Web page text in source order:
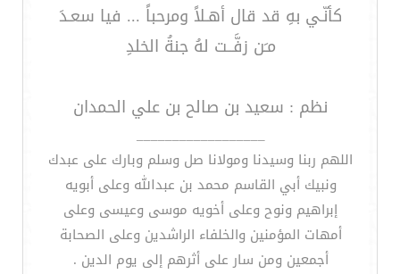
كأنّـي بهِ قد قال أهـلاً ومرحباً ... فيا سعـدَ
مـَن زفَّــت لهُ جنةُ الخلدِ
نظم : سعيد بن صالح بن علي الحمدان
__________________
اللهم ربنا وسيدنا ومولانا صل وسلم وبارك على عبدك
ونبيك أبي القاسم محمد بن عبدالله وعلى أبويه
إبراهيم ونوح وعلى أخويه موسى وعيسى وعلى
أمهات المؤمنين والخلفاء الراشدين وعلى الصحابة
أجمعين ومن سار على أثرهم إلى يوم الدين .